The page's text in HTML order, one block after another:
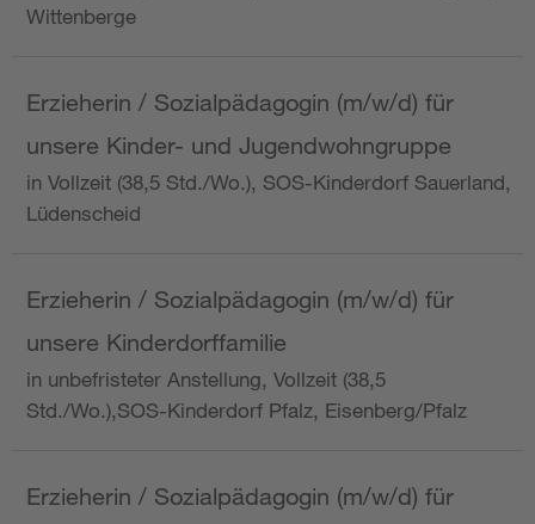
Wittenberge
Erzieherin / Sozialpädagogin (m/w/d) für
unsere Kinder- und Jugendwohngruppe
in Vollzeit (38,5 Std./Wo.), SOS-Kinderdorf Sauerland,
Lüdenscheid
Erzieherin / Sozialpädagogin (m/w/d) für
unsere Kinderdorffamilie
in unbefristeter Anstellung, Vollzeit (38,5
Std./Wo.),SOS-Kinderdorf Pfalz, Eisenberg/Pfalz
Erzieherin / Sozialpädagogin (m/w/d) für